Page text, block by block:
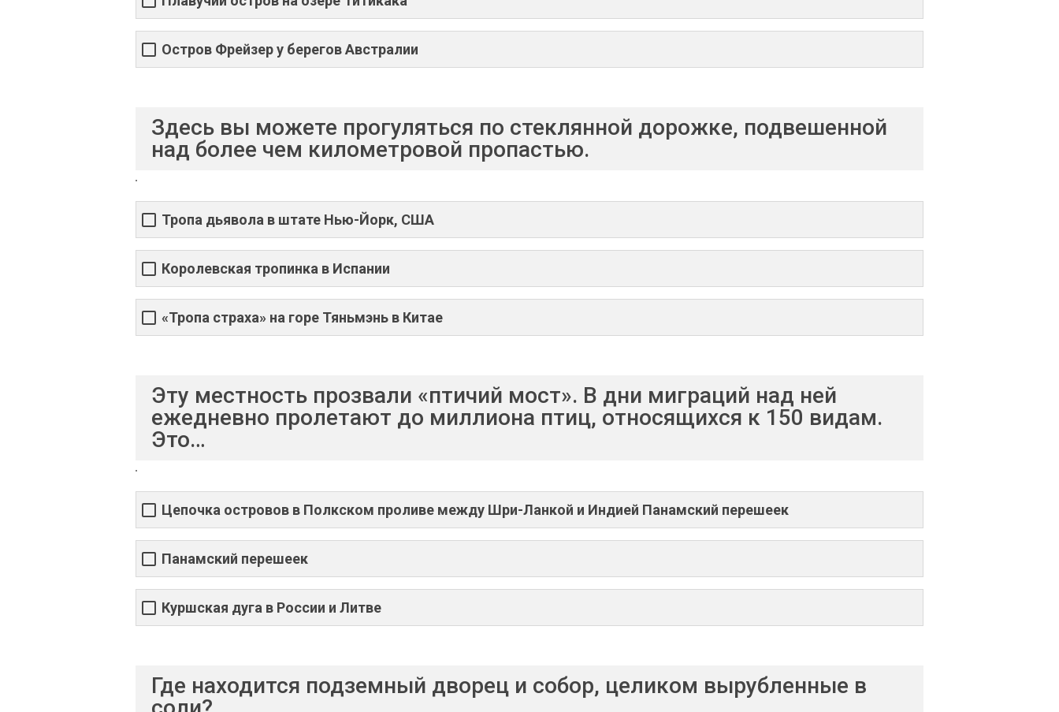
Остров Фрейзер у берегов Австралии
Здесь вы можете прогуляться по стеклянной дорожке, подвешенной
над более чем километровой пропастью.
Тропа дьявола в штате Нью-Йорк, США
Королевская тропинка в Испании
«Тропа страха» на горе Тяньмэнь в Китае
Эту местность прозвали «птичий мост». В дни миграций над ней
ежедневно пролетают до миллиона птиц, относящихся к 150 видам.
Это…
Цепочка островов в Полкском проливе между Шри-Ланкой и Индией Панамский перешеек
Панамский перешеек
Куршская дуга в России и Литве
Где находится подземный дворец и собор, целиком вырубленные в